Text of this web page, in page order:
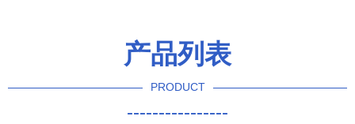
产品列表
PRODUCT
----------------